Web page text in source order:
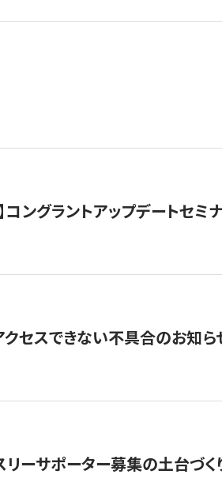
コングラントアップデートセ
セスできない不具合のお知ら
リーサポーター募集の土台づ